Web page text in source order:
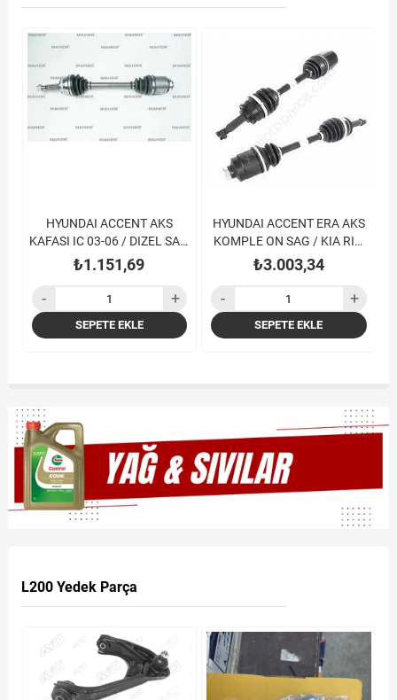
HYUNDAI ACCENT AKS
KAFASI IC 03-06 / DIZEL SAG
23X42
₺1.151,69
SEPETE EKLE
HYUNDAI ACCENT ERA AKS
KOMPLE ON SAG / KIA RIO
06-11 DIZEL ABSLI 48DIŞ
588MM
₺3.003,34
SEPETE EKLE
L200 Yedek Parça